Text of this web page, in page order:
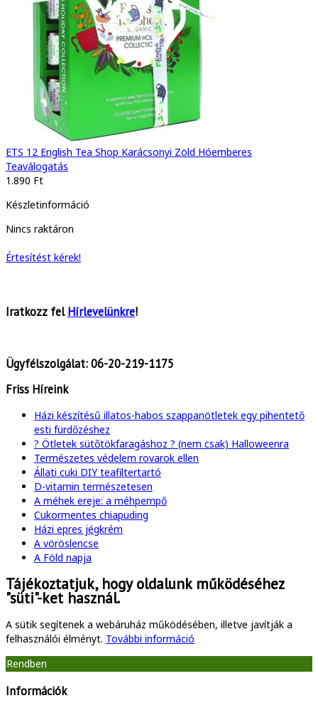
ETS 12 English Tea Shop Karácsonyi Zöld Hóemberes
Teaválogatás
1.890 Ft
Készletinformáció
Nincs raktáron
Értesítést kérek!
Iratkozz felHírlevelünkre!
Ügyfélszolgálat:06-20-219-1175
Friss Híreink
Házi készítésű illatos-habos szappanötletek egy pihentető
esti fürdőzéshez
? Ötletek sütőtökfaragáshoz ? (nem csak) Halloweenra
Természetes védelem rovarok ellen
Állati cuki DIY teafiltertartó
D-vitamin természetesen
A méhek ereje: a méhpempő
Cukormentes chiapuding
Házi epres jégkrém
A vöröslencse
A Föld napja
Tájékoztatjuk, hogy oldalunk működéséhez
"süti"-ket használ.
A sütik segítenek a webáruház működésében, illetve javítják a
felhasználói élményt. További információ
Rendben
Információk